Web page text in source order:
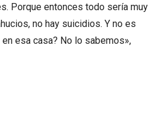
Porque entonces todo sería muy
no hay suicidios. Y no es
esa casa? No lo sabemos»,